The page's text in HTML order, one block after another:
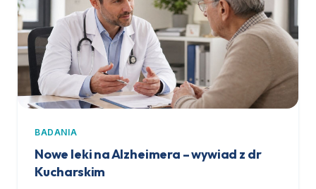
BADANIA
Nowe leki na Alzheimera – wywiad z dr
Kucharskim